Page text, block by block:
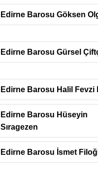
Edirne Barosu Göksen
Edirne Barosu Gürsel
Edirne Barosu Halil Fevzi
Edirne Barosu Hüseyin
Sıragezen
Edirne Barosu İsmet